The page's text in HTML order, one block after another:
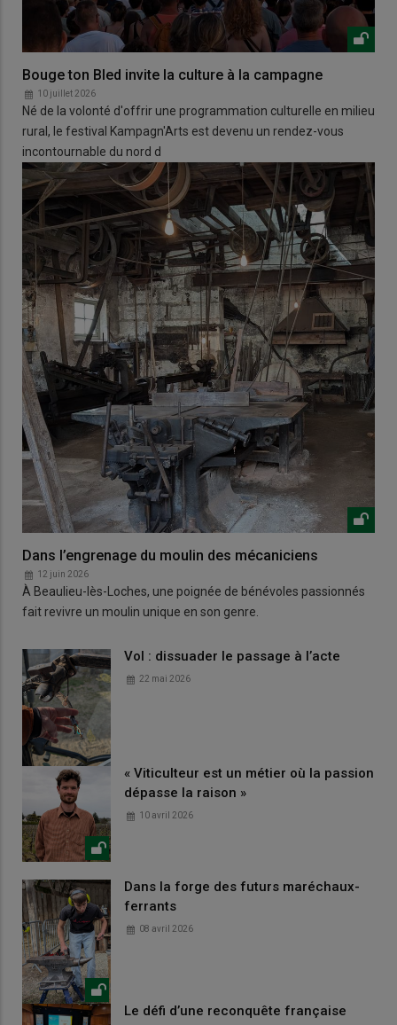
Bouge ton Bled invite la culture à la campagne
10 juillet 2026
Né de la volonté d'offrir une programmation culturelle en milieu
rural, le festival Kampagn'Arts est devenu un rendez-vous
incontournable du nord d
Dans l’engrenage du moulin des mécaniciens
12 juin 2026
À Beaulieu-lès-Loches, une poignée de bénévoles passionnés
fait revivre un moulin unique en son genre.
Vol : dissuader le passage à l’acte
22 mai 2026
« Viticulteur est un métier où la passion
dépasse la raison »
10 avril 2026
Dans la forge des futurs maréchaux-
ferrants
08 avril 2026
Le défi d’une reconquête française